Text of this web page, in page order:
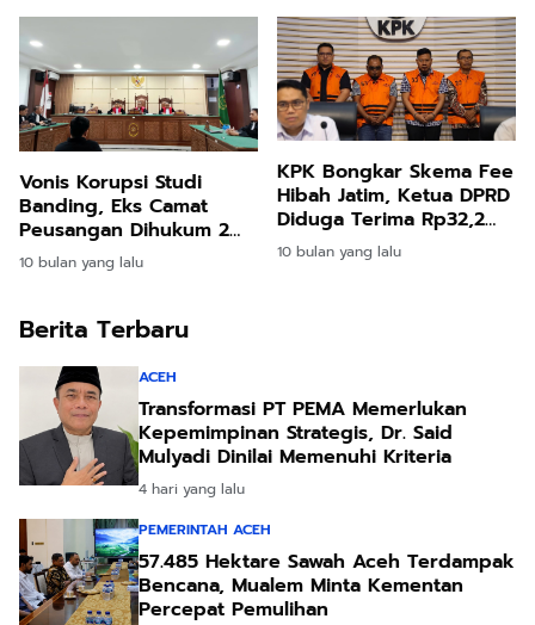
Vonis Korupsi Studi
Banding, Eks Camat
Peusangan Dihukum 2
Tahun 10 Bulan Penjara
10 bulan yang lalu
KPK Bongkar Skema Fee
Hibah Jatim, Ketua DPRD
Diduga Terima Rp32,2
Miliar!
10 bulan yang lalu
Berita Terbaru
ACEH
Transformasi PT PEMA Memerlukan
Kepemimpinan Strategis, Dr. Said
Mulyadi Dinilai Memenuhi Kriteria
4 hari yang lalu
PEMERINTAH ACEH
57.485 Hektare Sawah Aceh Terdampak
Bencana, Mualem Minta Kementan
Percepat Pemulihan